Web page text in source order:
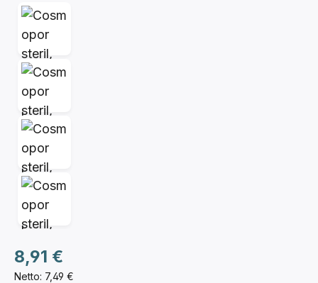
Netto: 7,49 €
Regulärer Preis:
8,91 €